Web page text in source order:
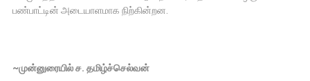
பண்பாட்டின் அடையாளமாக நிற்கின்றன.
~முன்னுரையில் ச. தமிழ்ச்செல்வன்